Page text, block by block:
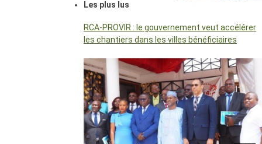
Les plus lus
RCA-PROVIR : le gouvernement veut accélérer
les chantiers dans les villes bénéficiaires